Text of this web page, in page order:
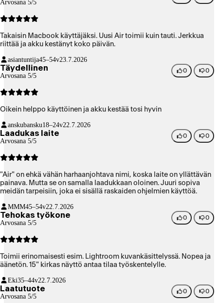
Arvosana 5/5
Takaisin Macbook käyttäjäksi. Uusi Air toimii kuin tauti. Jerkkua
riittää ja akku kestänyt koko päivän.
asiantuntija45–54v23.7.2026
Täydellinen
Arvosana 5/5
0 0
Oikein helppo käyttöinen ja akku kestää tosi hyvin
anskubansku18–24v22.7.2026
Laadukas laite
Arvosana 5/5
0 0
"Air" on ehkä vähän harhaanjohtava nimi, koska laite on yllättävän
painava. Mutta se on samalla laadukkaan oloinen. Juuri sopiva
meidän tarpeisiin, joka ei sisällä raskaiden ohjelmien käyttöä.
MMM45–54v22.7.2026
Tehokas työkone
Arvosana 5/5
0 0
Toimii erinomaisesti esim. Lightroom kuvankäsittelyssä. Nopea ja
äänetön. 15" kirkas näyttö antaa tilaa työskentelylle.
Eki35–44v22.7.2026
Laatutuote
Arvosana 5/5
0 0